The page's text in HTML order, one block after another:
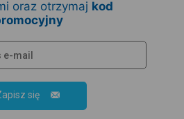
oraz otrzymaj kod
się